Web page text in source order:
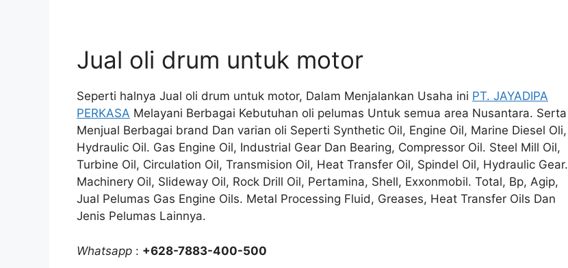
Jual oli drum untuk motor
Seperti halnya Jual oli drum untuk motor, Dalam Menjalankan Usaha ini PT. JAYADIPA
PERKASA Melayani Berbagai Kebutuhan oli pelumas Untuk semua area Nusantara. Serta
Menjual Berbagai brand Dan varian oli Seperti Synthetic Oil, Engine Oil, Marine Diesel Oli,
Hydraulic Oil. Gas Engine Oil, Industrial Gear Dan Bearing, Compressor Oil. Steel Mill Oil,
Turbine Oil, Circulation Oil, Transmision Oil, Heat Transfer Oil, Spindel Oil, Hydraulic Gear.
Machinery Oil, Slideway Oil, Rock Drill Oil, Pertamina, Shell, Exxonmobil. Total, Bp, Agip,
Jual Pelumas Gas Engine Oils. Metal Processing Fluid, Greases, Heat Transfer Oils Dan
Jenis Pelumas Lainnya.
Whatsapp : +628-7883-400-500